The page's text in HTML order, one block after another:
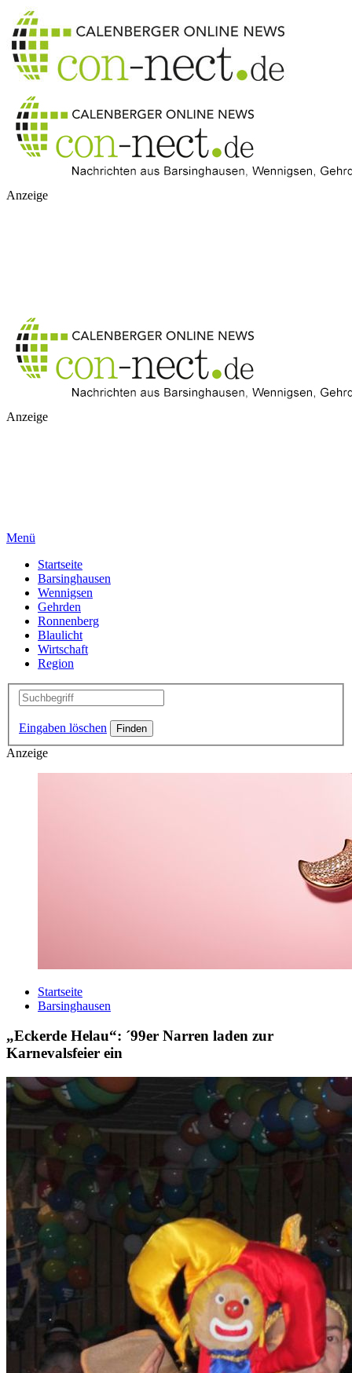
Anzeige
Anzeige
Menü
Startseite
Barsinghausen
Wennigsen
Gehrden
Ronnenberg
Blaulicht
Wirtschaft
Region
Eingaben löschen
Anzeige
Startseite
Barsinghausen
„Eckerde Helau“: ´99er Narren laden zur
Karnevalsfeier ein